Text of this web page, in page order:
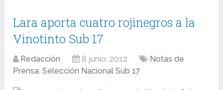
Lara aporta cuatro rojinegros a la
Vinotinto Sub 17
Redacción 8 junio, 2012
Notas de
Prensa,Selección Nacional Sub 17